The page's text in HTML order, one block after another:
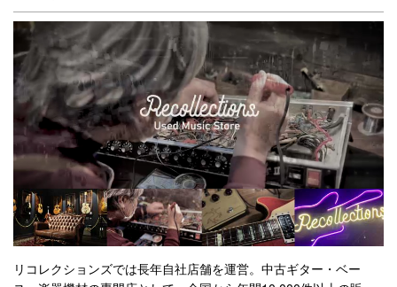
Gibson(ギブソン) Custom Shop 1963 ES-
335 Block Reissue セミアコ
276000円買取
Suhr(サー) J Select Standard Plus 269000円買取
Suhr(サー) J Select Modern Plus 269000円買取
Gibson(ギブソン) Les Paul Heritage 80
Standard 80〜82年製
256000円買取
Gibson(ギブソン) ES-175D フルアコ 250000円買取
PRS(ポールリードスミス) Custom24 Piezo 242000円買取
311 件中 1 から 10 まで表示
リコレクションズでは長年自社店舗を運営。中古ギター・ベー